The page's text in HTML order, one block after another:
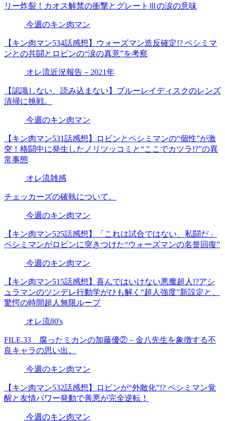
リー炸裂！カオス解禁の衝撃とグレートⅢの涙の意味
今週のキン肉マン
【キン肉マン534話感想】ウォーズマン造反確定!? ペシミマ
ンとの共闘とロビンの“涙の真意”を考察
オレ流近況報告－2021年
【認識しない、読み込まない】ブルーレイディスクのレンズ
清掃に挑戦。
今週のキン肉マン
【キン肉マン531話感想】ロビンとペシミマンの“個性”が激
突！格闘中に発生したノリツッコミと“ここでカツラ!?”の異
常事態
オレ流雑感
チェッカーズの確執について。
今週のキン肉マン
【キン肉マン525話感想】「これは試合ではない、私闘だ」
ペシミマンがロビンに突きつけた“ウォーズマンの名誉回復”
今週のキン肉マン
【キン肉マン515話感想】喜んではいけない悪魔超人!?アシ
ュラマンのツンデレ行動学がひも解く“超人強度”新設定と、
驚愕の時間超人無限ループ
オレ流80's
FILE.33 腐ったミカンの加藤優②－金八先生を象徴する不
良キャラの思い出。
今週のキン肉マン
【キン肉マン532話感想】ロビンが“外敵化”!? ペシミマン覚
醒と友情パワー発動で善悪が完全逆転！
今週のキン肉マン